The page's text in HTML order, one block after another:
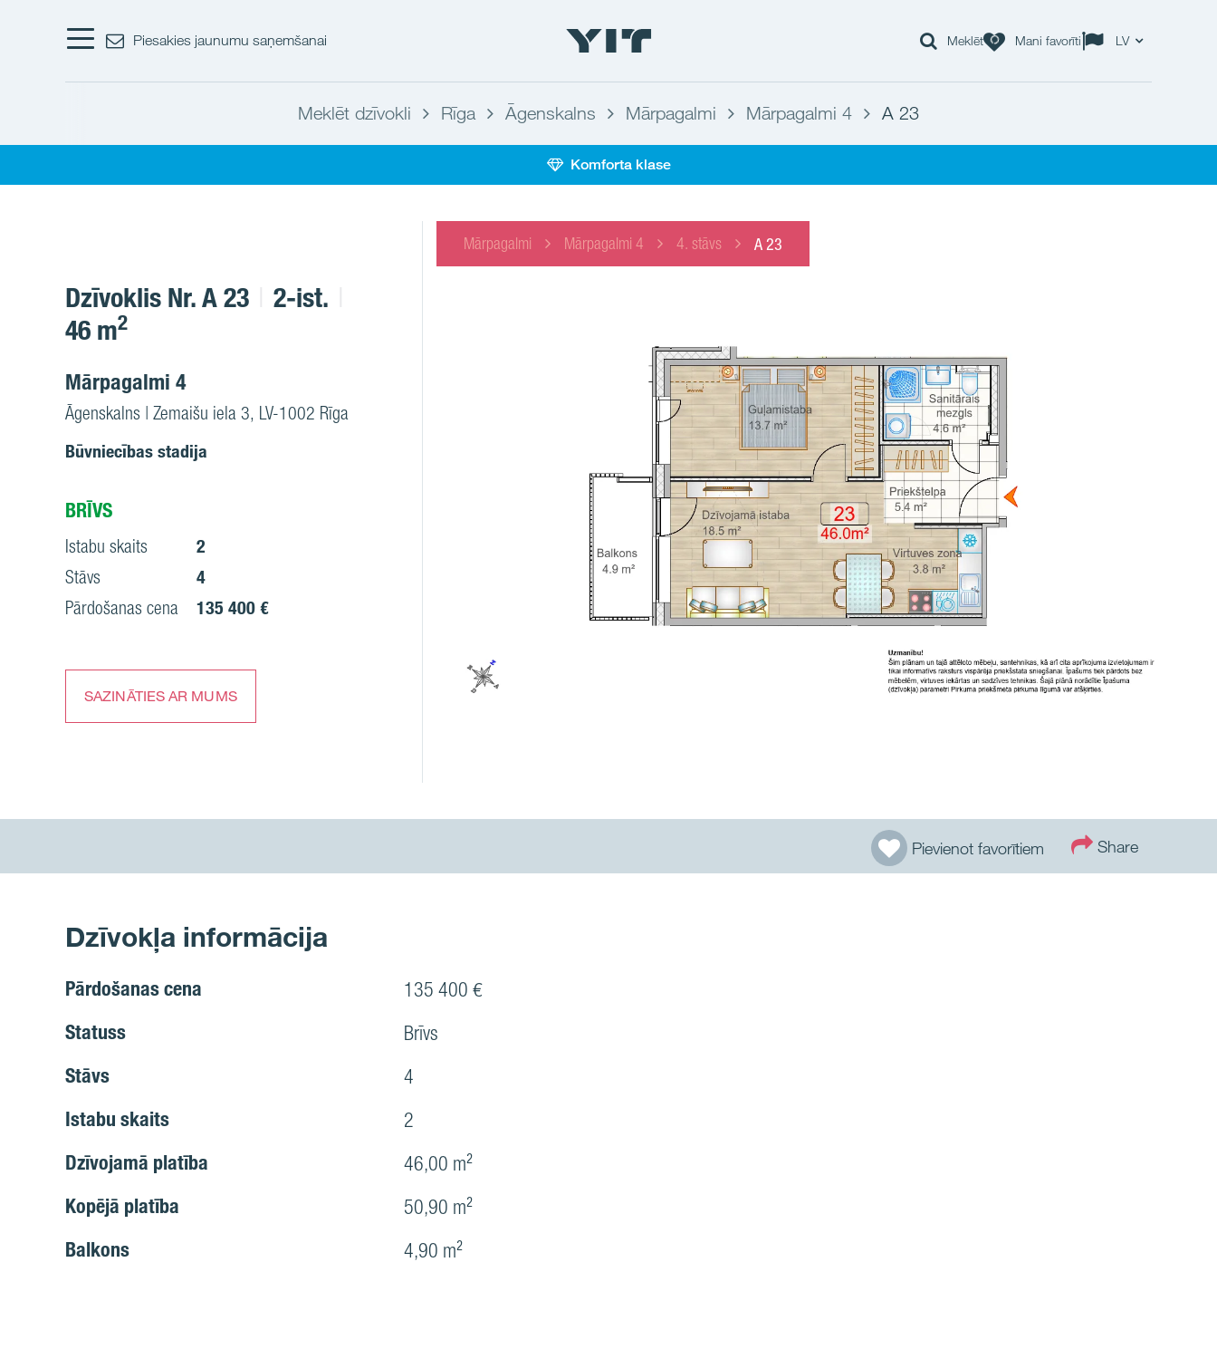
Piesakies jaunumu saņemšanai Meklēt Mani favorīti LV
Meklēt dzīvokli Rīga Āgenskalns Mārpagalmi Mārpagalmi 4 A 23
Komforta klase
Mārpagalmi Mārpagalmi 4 4. stāvs A 23
Dzīvoklis Nr. A 23
2-ist.
46 m2
Mārpagalmi 4
Āgenskalns | Zemaišu iela 3, LV-1002 Rīga
Būvniecības stadija
BRĪVS
Istabu skaits
2
Stāvs
4
Pārdošanas cena
135 400 €
SAZINĀTIES AR MUMS
Pievienot favorītiem Share
Dzīvokļa informācija
Pārdošanas cena 135 400 €
Statuss Brīvs
Stāvs 4
Istabu skaits 2
Dzīvojamā platība 46,00 m²
Kopējā platība 50,90 m²
Balkons 4,90 m²